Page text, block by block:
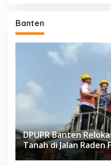
Banten
DPUPR Banten
Tanah di Jalan Raden